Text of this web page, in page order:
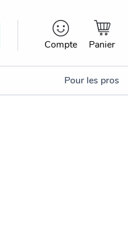
Compte Panier
Pour les pros